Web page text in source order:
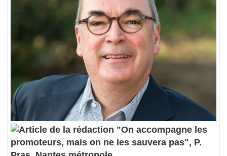
"On accompagne les
promoteurs, mais on ne les sauvera pas", P.